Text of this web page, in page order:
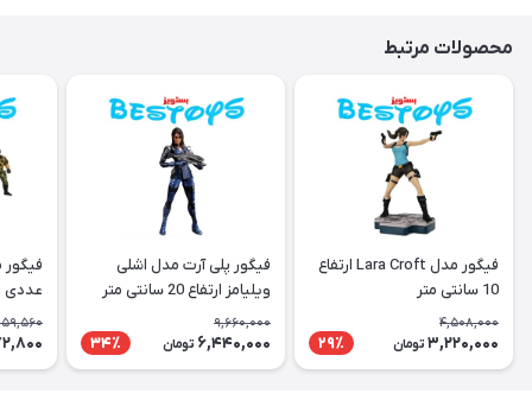
محصولات مرتبط
فیگور مدل Lara Croft ارتفاع
10 سانتی متر
4,508,000
3,220,000 تومان 29٪
فیگور پلی آرت مدل اشلی
ویلیامز ارتفاع 20 سانتی متر
9,660,000
6,440,000 تومان 34٪
عددی